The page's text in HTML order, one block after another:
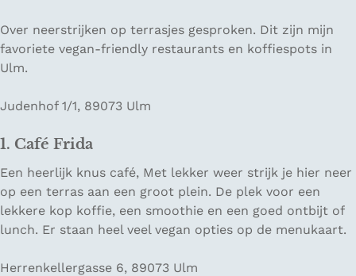
Over neerstrijken op terrasjes gesproken. Dit zijn mijn
favoriete vegan-friendly restaurants en koffiespots in
Ulm.
Judenhof 1/1, 89073 Ulm
1. Café Frida
Een heerlijk knus café, Met lekker weer strijk je hier neer
op een terras aan een groot plein. De plek voor een
lekkere kop koffie, een smoothie en een goed ontbijt of
lunch. Er staan heel veel vegan opties op de menukaart.
Herrenkellergasse 6, 89073 Ulm